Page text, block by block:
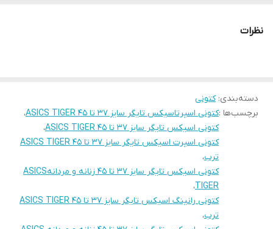
نظرات
دسته‌بندی:کتونی
برچسب‌ها :کتونی اسپرتاسیکس تایگر سایز 37 تا 45 ASICS TIGER
،
کتونی اسیکس تایگر سایز 37 تا 45 ASICS TIGER
،
کتونی اسپرت اسیکس تایگر سایز 37 تا 45 ASICS TIGER
ترب،
کتونی اسیکس تایگر سایز 37 تا 45 زنانه و مردانهASICS
TIGER،
کتونی رانینگ اسیکس تایگر سایز 37 تا 45 ASICS TIGER
ترب،